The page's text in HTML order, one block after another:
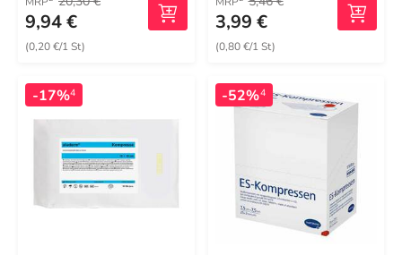
9,94 €
(0,20 €/1 St)
3,99 €
(0,80 €/1 St)
-17%4 -52%4